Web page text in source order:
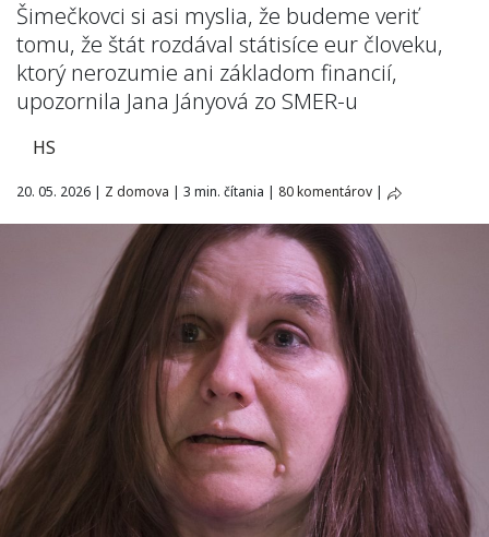
Šimečkovci si asi myslia, že budeme veriť
tomu, že štát rozdával státisíce eur človeku,
ktorý nerozumie ani základom financií,
upozornila Jana Jányová zo SMER-u
HS
20. 05. 2026 | Z domova | 3 min. čítania | 80 komentárov |